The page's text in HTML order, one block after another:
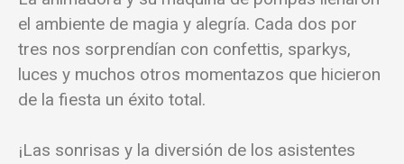
el ambiente de magia y alegría. Cada dos por
tres nos sorprendían con confettis, sparkys,
luces y muchos otros momentazos que hicieron
de la fiesta un éxito total.
¡Las sonrisas y la diversión de los asistentes